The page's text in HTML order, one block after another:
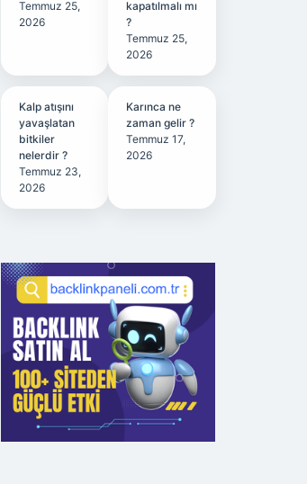
Temmuz 25,
2026
kapatılmalı mı
?
Temmuz 25,
2026
Kalp atışını
yavaşlatan
bitkiler
nelerdir ?
Temmuz 23,
2026
Karınca ne
zaman gelir ?
Temmuz 17,
2026